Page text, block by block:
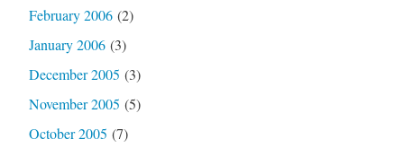
February 2006(2)
January 2006(3)
December 2005 (3)
November 2005 (5)
October 2005 (7)